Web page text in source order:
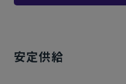
安定供給